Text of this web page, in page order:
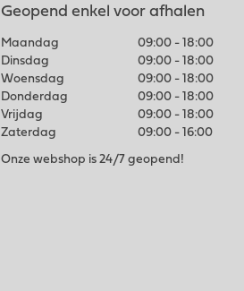
Geopend enkel voor afhalen
Maandag
09:00 - 18:00
Dinsdag
09:00 - 18:00
Woensdag
09:00 - 18:00
Donderdag
09:00 - 18:00
Vrijdag
09:00 - 18:00
Zaterdag
09:00 - 16:00
Onze webshop is 24/7 geopend!